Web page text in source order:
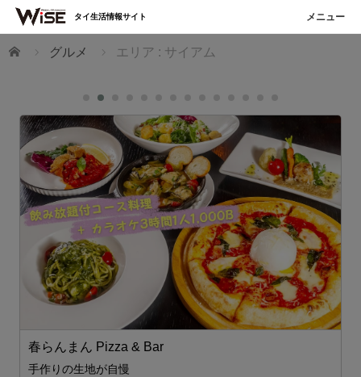
ホーム グルメ エリア : サイアム
春らんまん Pizza & Bar
手作りの生地が自慢
タイ生活情報サイト